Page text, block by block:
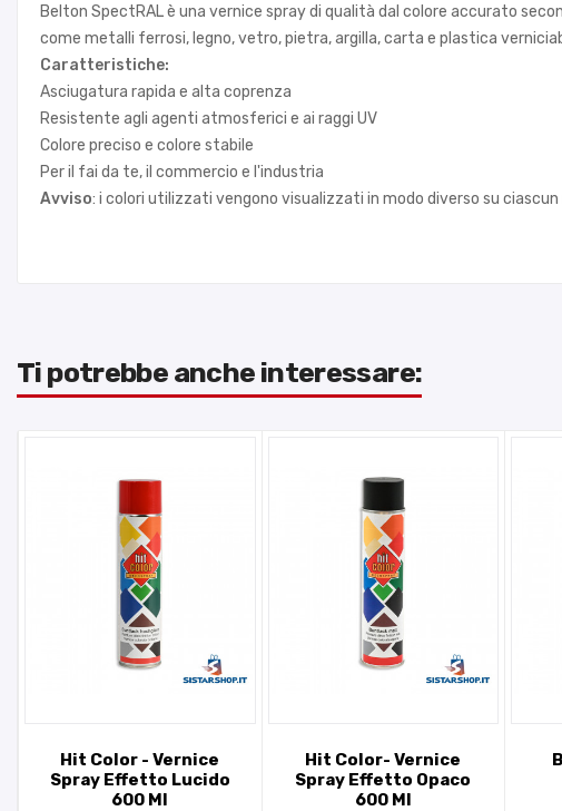
Belton SpectRAL è una vernice spray di qualità dal colore accurato
come metalli ferrosi, legno, vetro, pietra, argilla, carta e plastica
Caratteristiche:
Asciugatura rapida e alta coprenza
Resistente agli agenti atmosferici e ai raggi UV
Colore preciso e colore stabile
Per il fai da te, il commercio e l'industria
Avviso: i colori utilizzati vengono visualizzati in modo diverso su
Ti potrebbe anche interessare:
Hit Color - Vernice
Spray Effetto Lucido
600 Ml
Hit Color- Vernice
Spray Effetto Opaco
600 Ml